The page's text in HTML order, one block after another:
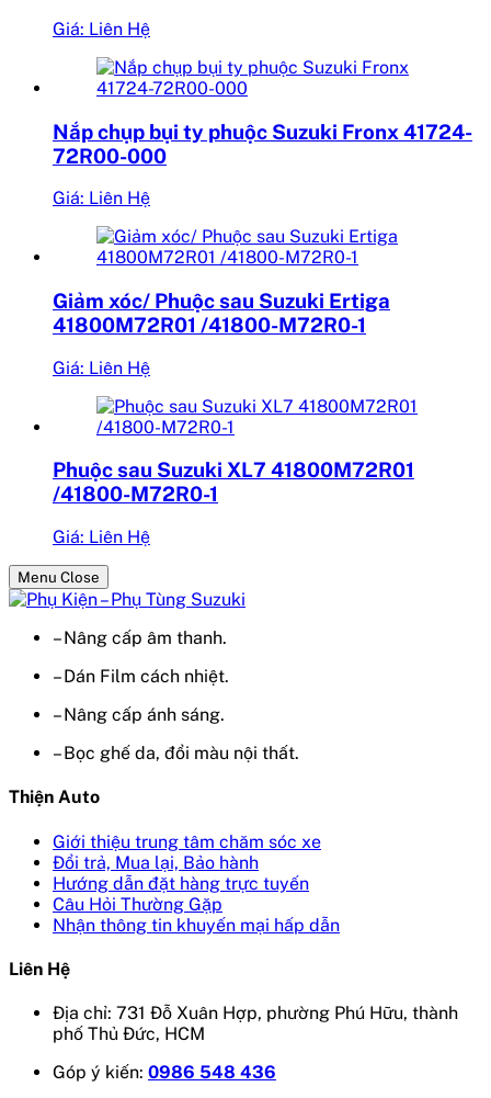
Giá: Liên Hệ
Nắp chụp bụi ty phuộc Suzuki Fronx 41724-
72R00-000
Giá: Liên Hệ
Giảm xóc/ Phuộc sau Suzuki Ertiga
41800M72R01 /41800-M72R0-1
Giá: Liên Hệ
Phuộc sau Suzuki XL7 41800M72R01
/41800-M72R0-1
Giá: Liên Hệ
Menu Close
– Nâng cấp âm thanh.
– Dán Film cách nhiệt.
– Nâng cấp ánh sáng.
– Bọc ghế da, đổi màu nội thất.
Thiện Auto
Giới thiệu trung tâm chăm sóc xe
Đổi trả, Mua lại, Bảo hành
Hướng dẫn đặt hàng trực tuyến
Câu Hỏi Thường Gặp
Nhận thông tin khuyến mại hấp dẫn
Liên Hệ
Địa chỉ: 731 Đỗ Xuân Hợp, phường Phú Hữu, thành
phố Thủ Đức, HCM
Góp ý kiến: 0986 548 436